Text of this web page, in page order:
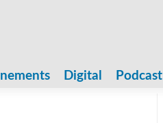
Digital Podcast